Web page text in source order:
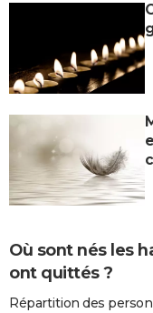
Où sont nés les
ont quittés ?
Répartition des